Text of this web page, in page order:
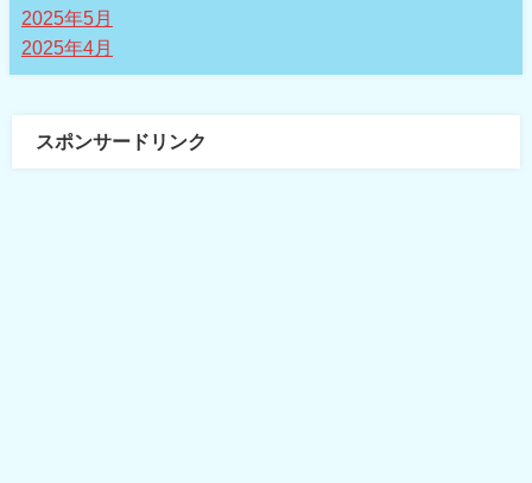
2025年5月
2025年4月
スポンサードリンク